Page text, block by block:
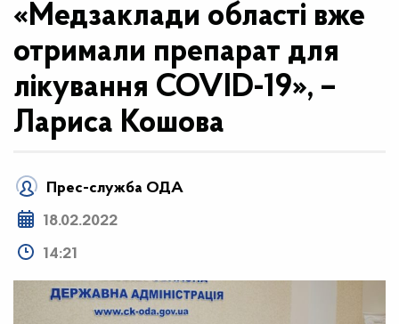
«Медзаклади області вже
отримали препарат для
лікування COVID-19», –
Лариса Кошова
Прес-служба ОДА
18.02.2022
14:21